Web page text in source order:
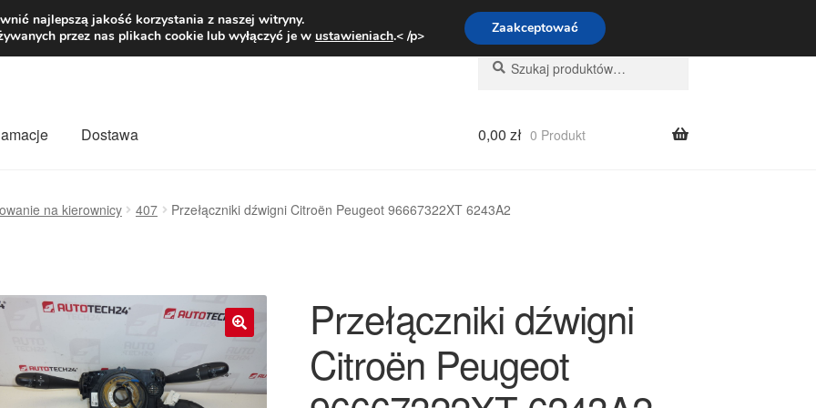
zł Pn.-pt. 9:00-16:00800 003 167
Szukaj:
Szukaj
Dostawa 0,00 zł 0 Produkt
na kierownicy 407 Przełączniki dźwigni Citroën Peugeot 96667322XT 6243A2
Przełączniki dźwigni
Citroën Peugeot
najlepszą jakość korzystania z naszej witryny.
przez nas plikach cookie lub wyłączyć je w ustawieniach.< /p> Zaakceptować